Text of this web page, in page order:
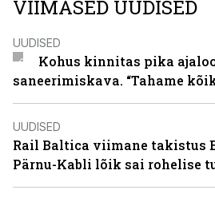
VIIMASED UUDISED
UUDISED
Kohus kinnitas pika
saneerimiskava. “Tahame
UUDISED
Rail Baltica viimane takistus
Pärnu-Kabli lõik sai rohelise